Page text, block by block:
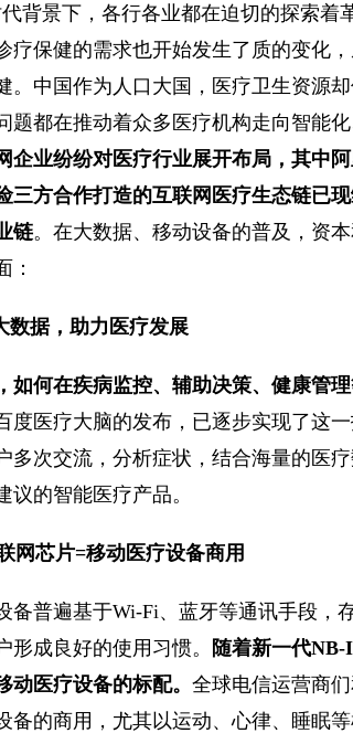
背景下，各行各业都在迫切的探索
疗保健的需求也开始发生了质的变化
。中国作为人口大国，医疗卫生资源
题都在推动着众多医疗机构走向智能
企业纷纷对医疗行业展开布局，其中
三方合作打造的互联网医疗生态链已
链。在大数据、移动设备的普及，资
：
数据，助力医疗发展
如何在疾病监控、辅助决策、健康管
度医疗大脑的发布，已逐步实现了这
多次交流，分析症状，结合海量的医
议的智能医疗产品。
网芯片=移动医疗设备商用
备普遍基于Wi-Fi、蓝牙等通讯手段，
形成良好的使用习惯。 随着新一代
动医疗设备的标配。 全球电信运营商
备的商用，尤其以运动、心律、睡眠